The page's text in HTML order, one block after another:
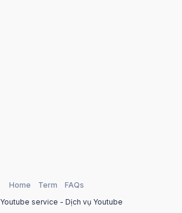
Youtube service - Dịch vụ Youtube
Home Term FAQs